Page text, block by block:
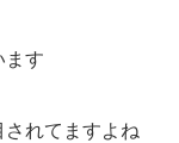
ます
れてますよね